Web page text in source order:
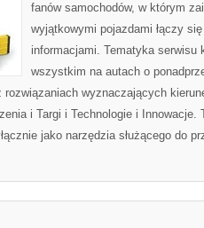
fanów samochodów, w którym
wyjątkowymi pojazdami łączy
informacjami. Tematyka serwisu
wszystkim na autach o
rozwiązaniach wyznaczających
i Targi i Technologie i Innowacje.
jako narzędzia służącego do